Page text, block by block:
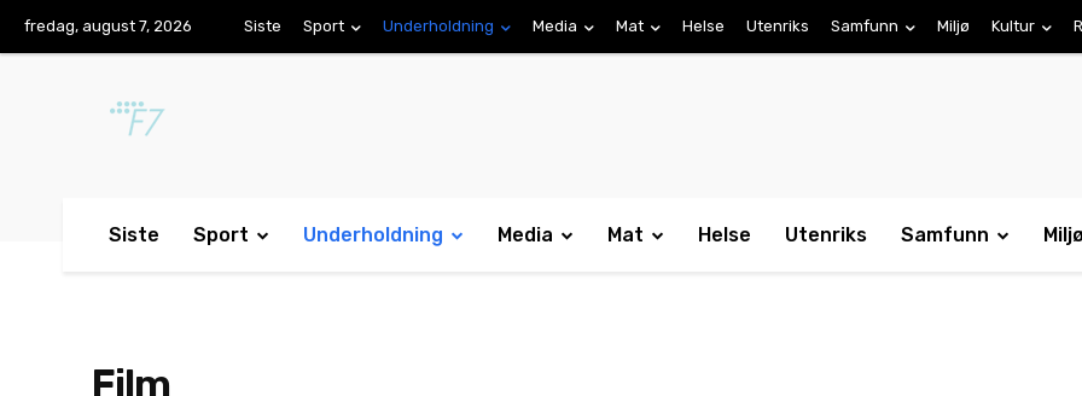
fredag, august 7, 2026 Siste Sport Underholdning Media Mat Helse Utenriks Samfunn Miljø Kultur
Siste Sport Underholdning Media Mat Helse Utenriks Samfunn
Film